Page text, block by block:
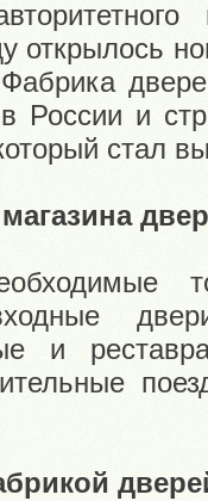
открылось
России и
стал
и